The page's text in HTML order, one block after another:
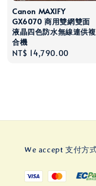
Canon MAXIFY
GX6070 商用雙網雙面
液晶四色防水無線連供複
合機
Regular
NT$ 14,790.00
We accept 支付方